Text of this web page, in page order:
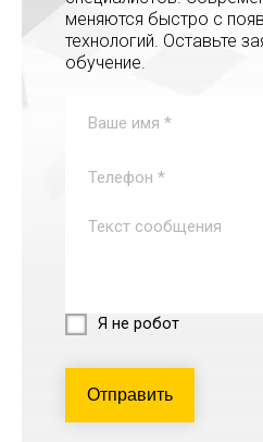
меняются быстро с
технологий. Оставьте
обучение.
Я не робот
Отправить